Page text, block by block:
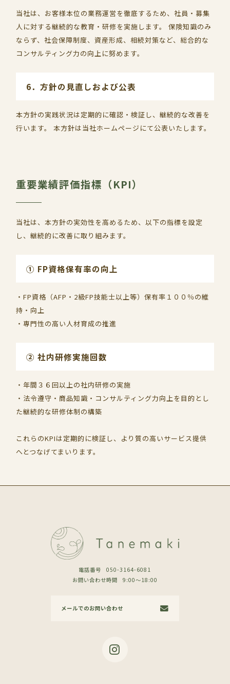
当社は、お客様本位の業務運営を徹底するため、社員・募集
人に対する継続的な教育・研修を実施します。 保険知識のみ
ならず、社会保障制度、資産形成、相続対策など、総合的な
コンサルティング力の向上に努めます。
6．方針の見直しおよび公表
本方針の実践状況は定期的に確認・検証し、継続的な改善を
行います。 本方針は当社ホームページにて公表いたします。
重要業績評価指標（KPI）
当社は、本方針の実効性を高めるため、以下の指標を設定
し、継続的に改善に取り組みます。
① FP資格保有率の向上
・FP資格（AFP・2級FP技能士以上等）保有率１００％の維
持・向上
・専門性の高い人材育成の推進
② 社内研修実施回数
・年間３６回以上の社内研修の実施
・法令遵守・商品知識・コンサルティング力向上を目的とし
た継続的な研修体制の構築
これらのKPIは定期的に検証し、より質の高いサービス提供
へとつなげてまいります。
電話番号
050-3164-6081
お問い合わせ時間
9:00〜18:00
メールでのお問い合わせ